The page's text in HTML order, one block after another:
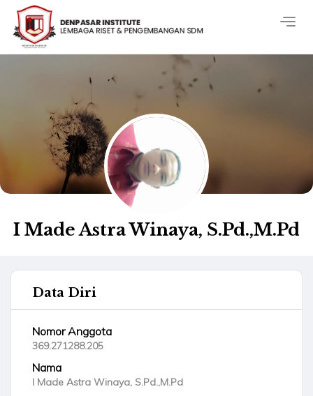
I Made Astra Winaya, S.Pd.,M.Pd
Data Diri
Nomor Anggota
369.271288.205
Nama
I Made Astra Winaya, S.Pd.,M.Pd